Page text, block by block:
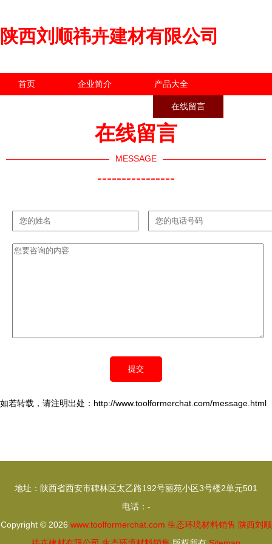
陕西刘顺祎卉建材有限公司
首页 企业简介 产品大全
在线留言
在线留言
MESSAGE
----------------
如若转载，请注明出处：http://www.toolformerchat.com/message.html
地址：陕西省西安市碑林区太乙路192号丽苑小区3号楼2单元501
电话：-
Copyright © 2026 www.toolformerchat.com 生态环境材料销售 陕西刘顺